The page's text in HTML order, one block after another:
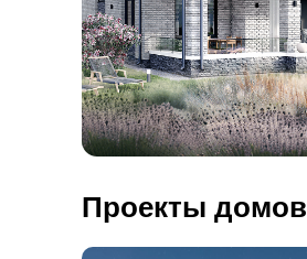
Проекты домов